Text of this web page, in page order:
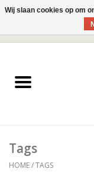
JUWELEN
ACCESSOIRES
Tags
HOME/TAGS
Wij slaan cookies op om